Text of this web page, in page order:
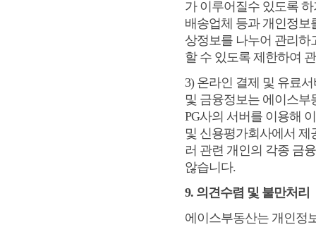
가 이루어질수 있도록
배송업체 등과 개인정보
상정보를 나누어 관리하
할 수 있도록 제한하여
3) 온라인 결제 및 유료
및 금융정보는 에이스
PG사의 서버를 이용해
및 신용평가회사에서 제
러 관련 개인의 각종 금
않습니다.
9. 의견수렴 및 불만처리
에이스부동산는 개인정